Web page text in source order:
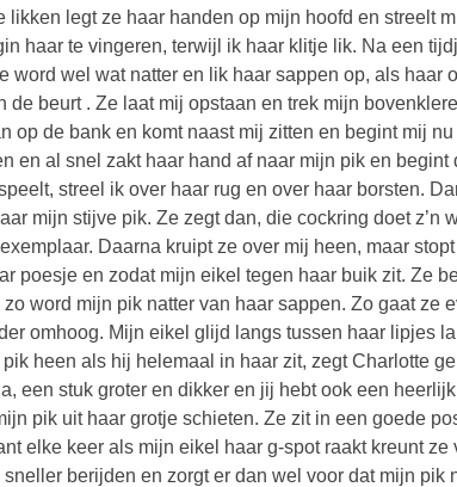
likken legt ze haar handen op mijn hoofd en streelt
haar te vingeren, terwijl ik haar klitje lik. Na een
word wel wat natter en lik haar sappen op, als haar
de beurt . Ze laat mij opstaan en trek mijn
op de bank en komt naast mij zitten en begint mij
en al snel zakt haar hand af naar mijn pik en
streel ik over haar rug en over haar borsten.
mijn stijve pik. Ze zegt dan, die cockring doet z’n
Daarna kruipt ze over mij heen, maar
poesje en zodat mijn eikel tegen haar buik zit. Ze
word mijn pik natter van haar sappen. Zo gaat ze
omhoog. Mijn eikel glijd langs tussen haar lipjes
heen als hij helemaal in haar zit, zegt Charlotte
een stuk groter en dikker en jij hebt ook een
pik uit haar grotje schieten. Ze zit in een goede
elke keer als mijn eikel haar g-spot raakt kreunt
berijden en zorgt er dan wel voor dat mijn pik